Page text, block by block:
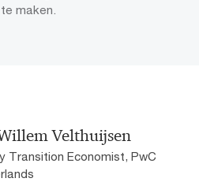
maken.
Velthuijsen
Transition Economist, PwC